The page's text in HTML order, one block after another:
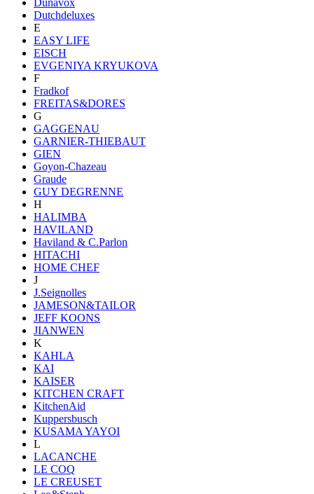
Dutchdeluxes
E
EASY LIFE
EISCH
EVGENIYA KRYUKOVA
F
Fradkof
FREITAS&DORES
G
GAGGENAU
GARNIER-THIEBAUT
GIEN
Goyon-Chazeau
Graude
GUY DEGRENNE
H
HALIMBA
HAVILAND
Haviland & C.Parlon
HITACHI
HOME CHEF
J
J.Seignolles
JAMESON&TAILOR
JEFF KOONS
JIANWEN
K
KAHLA
KAI
KAISER
KITCHEN CRAFT
KitchenAid
Kuppersbusch
KUSAMA YAYOI
L
LACANCHE
LE COQ
LE CREUSET